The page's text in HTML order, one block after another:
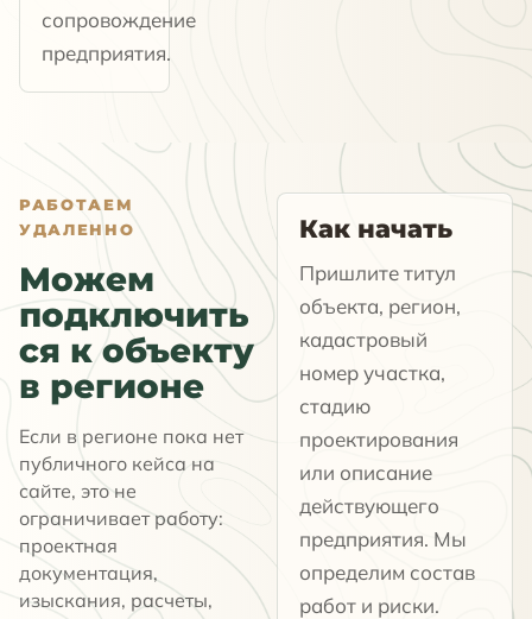
сопровождение
предприятия.
РАБОТАЕМ
УДАЛЕННО
Можем
подключить
ся к объекту
в регионе
Если в регионе пока нет
публичного кейса на
сайте, это не
ограничивает работу:
проектная
документация,
изыскания, расчеты,
Как начать
Пришлите титул
объекта, регион,
кадастровый
номер участка,
стадию
проектирования
или описание
действующего
предприятия. Мы
определим состав
работ и риски.